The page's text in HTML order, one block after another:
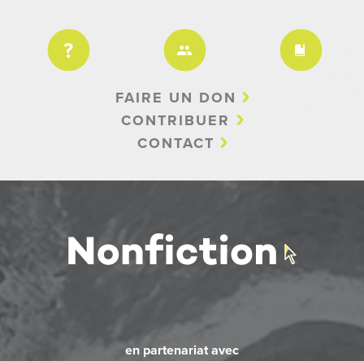
FAIRE UN DON
CONTRIBUER
CONTACT
en partenariat avec